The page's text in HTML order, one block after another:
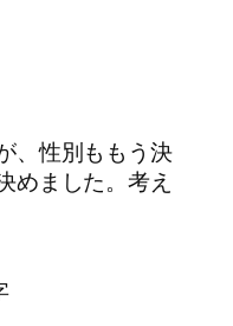
、性別ももう決
めました。考え